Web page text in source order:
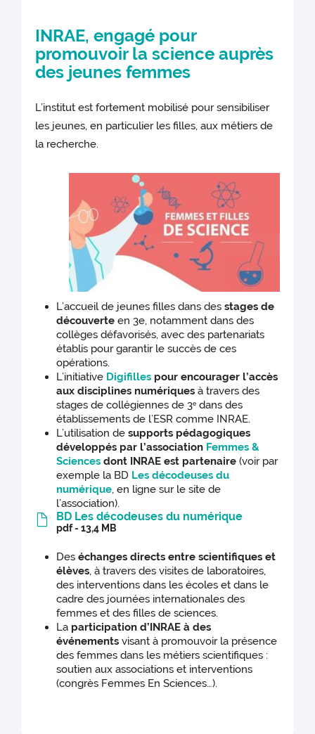
INRAE, engagé pour
promouvoir la science auprès
des jeunes femmes
L’institut est fortement mobilisé pour sensibiliser
les jeunes, en particulier les filles, aux métiers de
la recherche.
L’accueil de jeunes filles dans desstages de
découverte en 3e, notamment dans des
collèges défavorisés, avec des partenariats
établis pour garantir le succès de ces
opérations.
L’initiative Digifilles pour encourager l’accès
aux disciplines numériques à travers des
stages de collégiennes de 3e dans des
établissements de l’ESR comme INRAE.
L’utilisation desupports pédagogiques
développés par l’association Femmes &
Sciences dont INRAE est partenaire (voir par
exemple la BD Les décodeuses du
numérique, en ligne sur le site de
l’association).
BD Les décodeuses du numérique
pdf - 13,4 MB
Deséchanges directs entre scientifiques et
élèves, à travers des visites de laboratoires,
des interventions dans les écoles et dans le
cadre des journées internationales des
femmes et des filles de sciences.
La participation d’INRAE à des
événementsvisant à promouvoir la présence
des femmes dans les métiers scientifiques :
soutien aux associations et interventions
(congrès Femmes En Sciences…).